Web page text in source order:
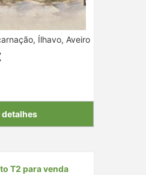
Ílhavo, Aveiro
detalhes
T2 para venda